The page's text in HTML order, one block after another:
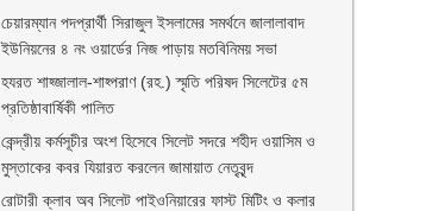
চেয়ারম্যান পদপ্রার্থী সিরাজুল ইসলামের সমর্থনে জালালাবাদ
ইউনিয়নের ৪ নং ওয়ার্ডের নিজ পাড়ায় মতবিনিময় সভা
হযরত শাহ্জালাল-শাহ্পরাণ (রহ.) স্মৃতি পরিষদ সিলেটের ৫ম
প্রতিষ্ঠাবার্ষিকী পালিত ‎​
কেন্দ্রীয় কর্মসূচীর অংশ হিসেবে সিলেট সদরে শহীদ ওয়াসিম ও
মুস্তাকের কবর যিয়ারত করলেন জামায়াত নেতৃবৃন্দ ‎
রোটারী ক্লাব অব সিলেট পাইওনিয়ারের ফাস্ট মিটিং ও কলার